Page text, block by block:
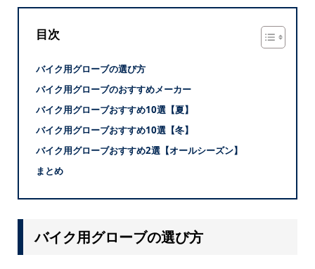
目次
バイク用グローブの選び方
バイク用グローブのおすすめメーカー
バイク用グローブおすすめ10選【夏】
バイク用グローブおすすめ10選【冬】
バイク用グローブおすすめ2選【オールシーズン】
まとめ
バイク用グローブの選び方